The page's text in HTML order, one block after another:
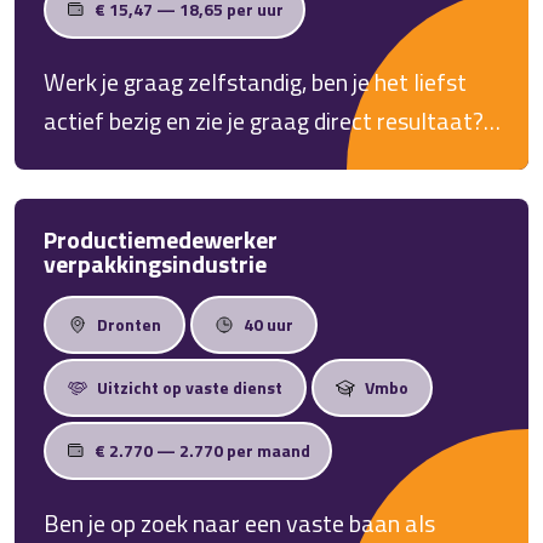
€ 15,47 — 18,65 per uur
Werk je graag zelfstandig, ben je het liefst
actief bezig en zie je graag direct resultaat?
Als Glazenwasser buitendienst in Nunspeet
werk je iedere dag op andere locaties. Je
krijgt vrijheid in je werk, professionele
materialen en veel contact met verschillende
klanten.
Productiemedewerker
verpakkingsindustrie
Dronten 40 uur
Uitzicht op vaste dienst Vmbo
€ 2.770 — 2.770 per maand
Ben je op zoek naar een vaste baan als